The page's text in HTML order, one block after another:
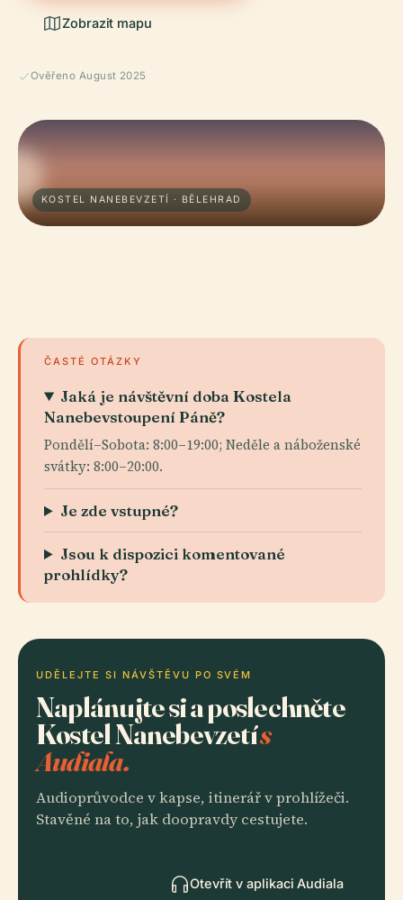
Zobrazit mapu
Ověřeno August 2025
KOSTEL NANEBEVZETÍ · BĚLEHRAD
ČASTÉ OTÁZKY
Jaká je návštěvní doba Kostela
Nanebevstoupení Páně?
Pondělí–Sobota: 8:00–19:00; Neděle a náboženské
svátky: 8:00–20:00.
Je zde vstupné?
Jsou k dispozici komentované
prohlídky?
UDĚLEJTE SI NÁVŠTĚVU PO SVÉM
Naplánujte si a poslechněte
Kostel Nanebevzetís
Audiala.
Audioprůvodce v kapse, itinerář v prohlížeči.
Stavěné na to, jak doopravdy cestujete.
Otevřít v aplikaci Audiala